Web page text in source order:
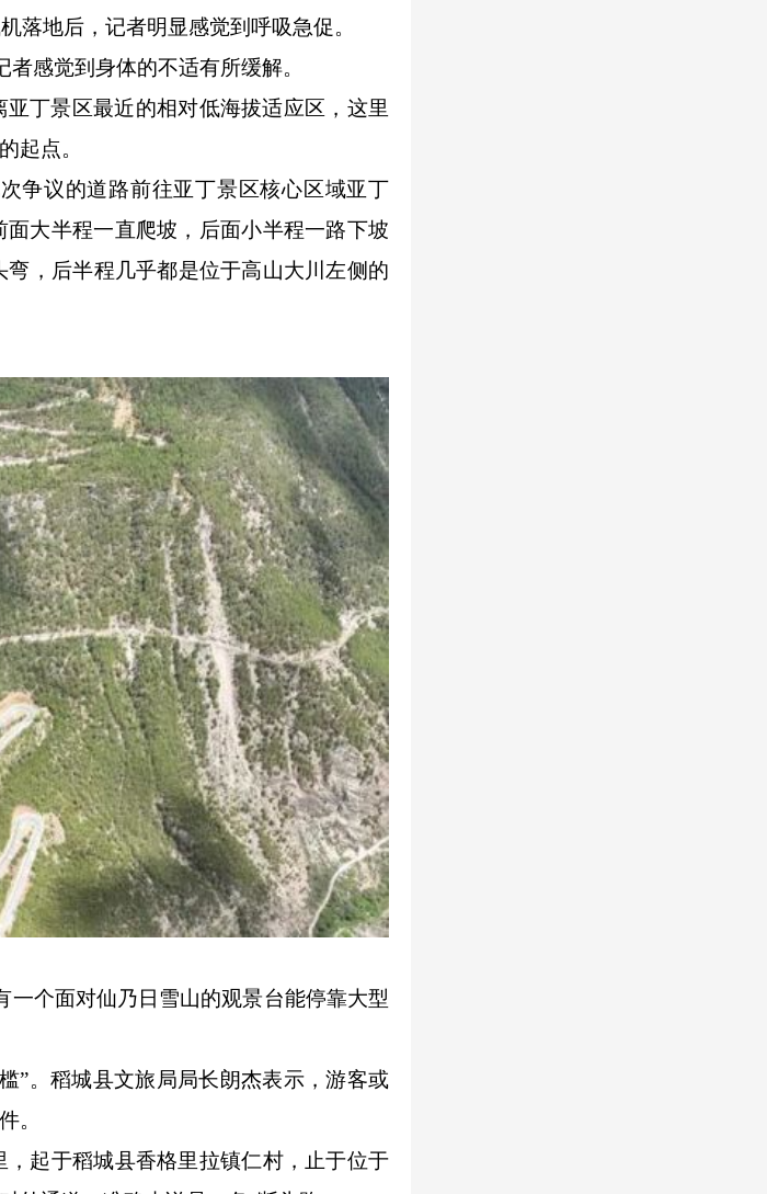
地后，记者明显感觉到呼吸急促。
感觉到身体的不适有所缓解。
丁景区最近的相对低海拔适应区，这里
起点。
议的道路前往亚丁景区核心区域亚丁
大半程一直爬坡，后面小半程一路下坡
，后半程几乎都是位于高山大川左侧的
个面对仙乃日雪山的观景台能停靠大型
。稻城县文旅局局长朗杰表示，游客或
。
起于稻城县香格里拉镇仁村，止于位于